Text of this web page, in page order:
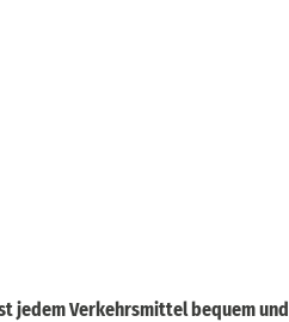
jedem Verkehrsmittel bequem und